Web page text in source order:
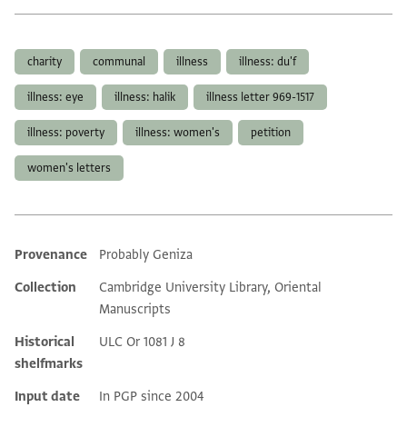
charity communal illness illness: du'f
illness: eye illness: halik illness letter 969-1517
illness: poverty illness: women's petition
women's letters
Additional metadata
Provenance
Probably Geniza
Collection
Cambridge University Library, Oriental
Manuscripts
Historical
shelfmarks
ULC Or 1081 J 8
Input date In PGP since 2004